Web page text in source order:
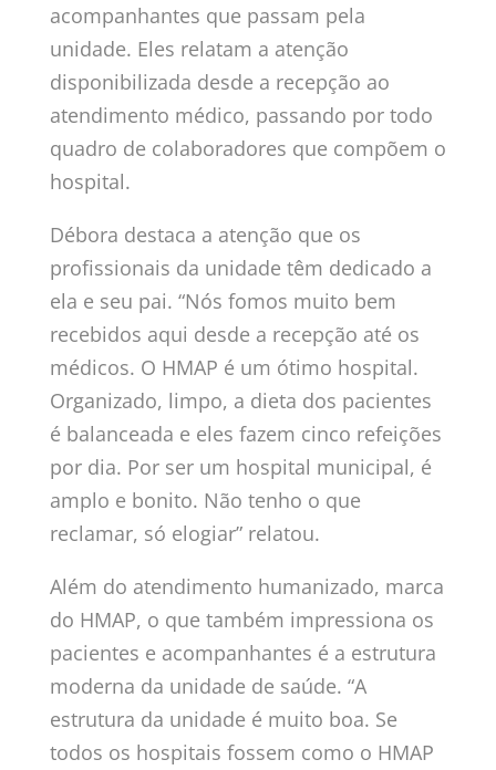
acompanhantes que passam pela
unidade. Eles relatam a atenção
disponibilizada desde a recepção ao
atendimento médico, passando por todo
quadro de colaboradores que compõem o
hospital.
Débora destaca a atenção que os
profissionais da unidade têm dedicado a
ela e seu pai. “Nós fomos muito bem
recebidos aqui desde a recepção até os
médicos. O HMAP é um ótimo hospital.
Organizado, limpo, a dieta dos pacientes
é balanceada e eles fazem cinco refeições
por dia. Por ser um hospital municipal, é
amplo e bonito. Não tenho o que
reclamar, só elogiar” relatou.
Além do atendimento humanizado, marca
do HMAP, o que também impressiona os
pacientes e acompanhantes é a estrutura
moderna da unidade de saúde. “A
estrutura da unidade é muito boa. Se
todos os hospitais fossem como o HMAP